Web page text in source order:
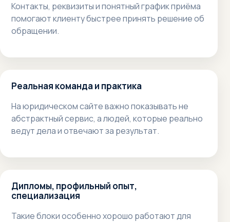
Контакты, реквизиты и понятный график приёма
помогают клиенту быстрее принять решение об
обращении.
Реальная команда и практика
На юридическом сайте важно показывать не
абстрактный сервис, а людей, которые реально
ведут дела и отвечают за результат.
Дипломы, профильный опыт,
специализация
Такие блоки особенно хорошо работают для